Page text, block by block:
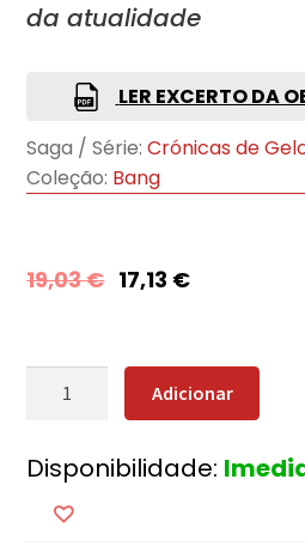
da atualidade
LER EXCERTO DA
Saga / Série: Crónicas de
Coleção: Bang
19,03€ 17,13 €
Quantidade
Festim
dos
Corvos
Adicionar
Disponibilidade: